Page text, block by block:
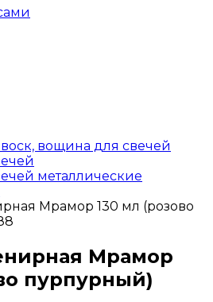
вощина для свечей
металлические
Мрамор 130 мл (розово
Мрамор
пурпурный)